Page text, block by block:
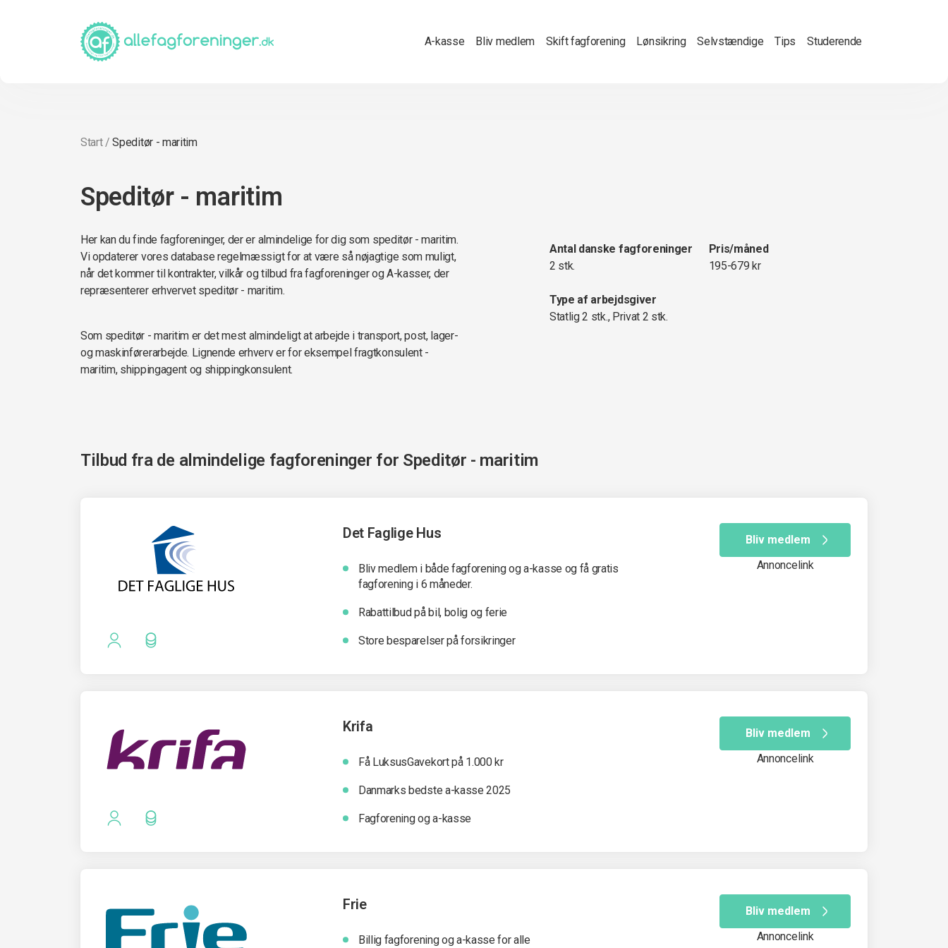
A-kasse Bliv medlem Skift fagforening Lønsikring Selvstændige Tips Studerende
Start/Speditør - maritim
Speditør - maritim
Her kan du finde fagforeninger, der er almindelige for dig som speditør - maritim.
Vi opdaterer vores database regelmæssigt for at være så nøjagtige som muligt,
når det kommer til kontrakter, vilkår og tilbud fra fagforeninger og A-kasser, der
repræsenterer erhvervet speditør - maritim.
Som speditør - maritim er det mest almindeligt at arbejde i transport, post, lager-
og maskinførerarbejde. Lignende erhverv er for eksempel fragtkonsulent -
maritim, shippingagent og shippingkonsulent.
Antal danske fagforeninger
2 stk.
Pris/måned
195-679 kr
Type af arbejdsgiver
Statlig 2 stk., Privat 2 stk.
Tilbud fra de almindelige fagforeninger for Speditør - maritim
Det Faglige Hus
Bliv medlem i både fagforening og a-kasse og få gratis
fagforening i 6 måneder.
Rabattilbud på bil, bolig og ferie
Store besparelser på forsikringer
Bliv medlem
Annoncelink
Krifa
Få LuksusGavekort på 1.000 kr
Danmarks bedste a-kasse 2025
Fagforening og a-kasse
Bliv medlem
Annoncelink
Frie
Billig fagforening og a-kasse for alle
Bliv medlem
Annoncelink